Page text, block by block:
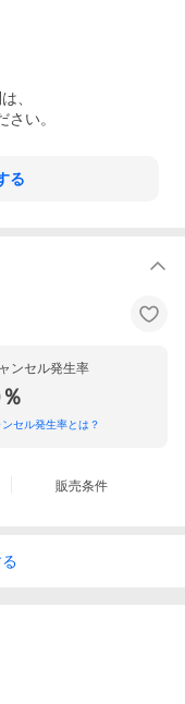
、
い。
る
ンセル発生率
セル発生率とは？
販売条件